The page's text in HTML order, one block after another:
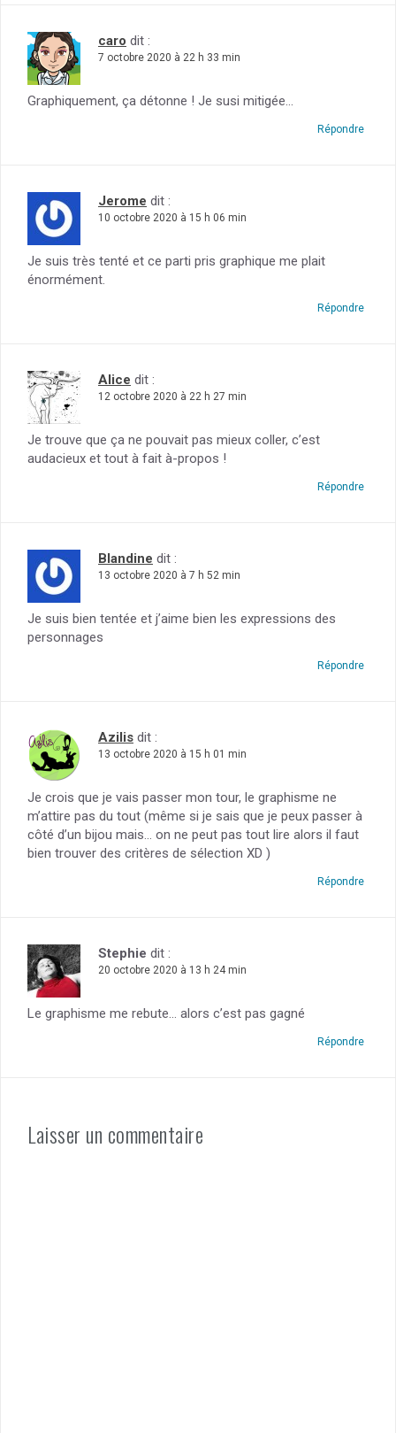
caro dit :
7 octobre 2020 à 22 h 33 min
Graphiquement, ça détonne ! Je susi mitigée…
Répondre
Jerome dit :
10 octobre 2020 à 15 h 06 min
Je suis très tenté et ce parti pris graphique me plait
énormément.
Répondre
Alice dit :
12 octobre 2020 à 22 h 27 min
Je trouve que ça ne pouvait pas mieux coller, c’est
audacieux et tout à fait à-propos !
Répondre
Blandine dit :
13 octobre 2020 à 7 h 52 min
Je suis bien tentée et j’aime bien les expressions des
personnages
Répondre
Azilis dit :
13 octobre 2020 à 15 h 01 min
Je crois que je vais passer mon tour, le graphisme ne
m’attire pas du tout (même si je sais que je peux passer à
côté d’un bijou mais… on ne peut pas tout lire alors il faut
bien trouver des critères de sélection XD )
Répondre
Stephie dit :
20 octobre 2020 à 13 h 24 min
Le graphisme me rebute… alors c’est pas gagné
Répondre
Laisser un commentaire